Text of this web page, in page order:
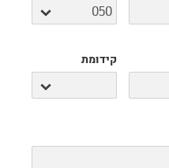
קידומת